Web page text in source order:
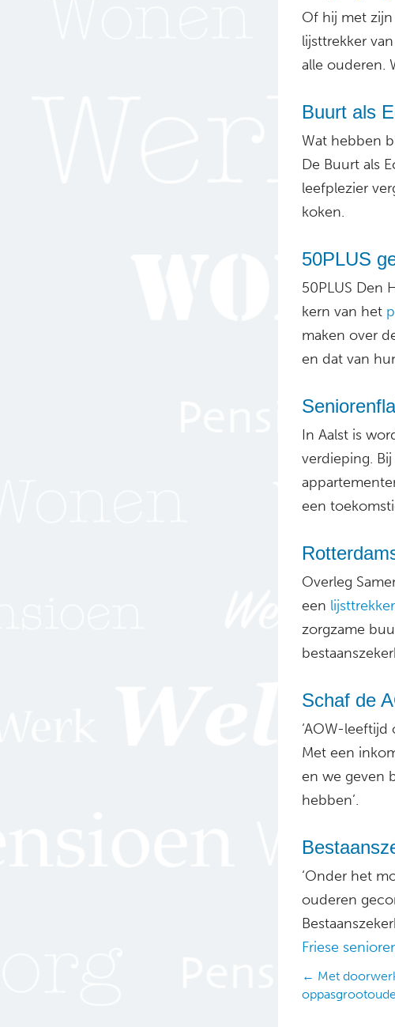
Of hij met
lijsttrekker
alle ouderen.
Buurt als
Wat hebben
De Buurt als
leefplezier
koken.
50PLUS
50PLUS Den
kern van het
maken over
en dat van
In Aalst is
verdieping.
een
Overleg
een
zorgzame
Schaf de
‘AOW-
Met een
en we geven
hebben’.
‘Onder het
ouderen
Friese
Posts
navigation
← Met